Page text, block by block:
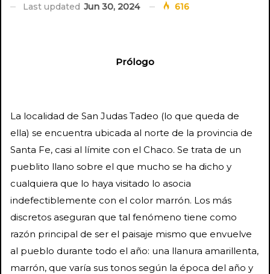
Last updated Jun 30, 2024 616
Prólogo
La localidad de San Judas Tadeo (lo que queda de
ella) se encuentra ubicada al norte de la provincia de
Santa Fe, casi al límite con el Chaco. Se trata de un
pueblito llano sobre el que mucho se ha dicho y
cualquiera que lo haya visitado lo asocia
indefectiblemente con el color marrón. Los más
discretos aseguran que tal fenómeno tiene como
razón principal de ser el paisaje mismo que envuelve
al pueblo durante todo el año: una llanura amarillenta,
marrón, que varía sus tonos según la época del año y